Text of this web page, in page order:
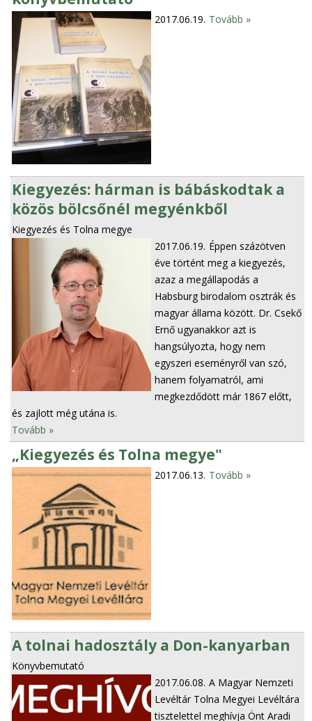
2017.06.19. Tovább »
Kiegyezés: hárman is bábáskodtak a
közös bölcsőnél megyénkből
Kiegyezés és Tolna megye
2017.06.19. Éppen százötven
éve történt meg a kiegyezés,
azaz a megállapodás a
Habsburg birodalom osztrák és
magyar állama között. Dr. Csekő
Ernő ugyanakkor azt is
hangsúlyozta, hogy nem
egyszeri eseményről van szó,
hanem folyamatról, ami
megkezdődött már 1867 előtt,
és zajlott még utána is.
Tovább »
„Kiegyezés és Tolna megye"
2017.06.13. Tovább »
A tolnai hadosztály a Don-kanyarban
Könyvbemutató
2017.06.08. A Magyar Nemzeti
Levéltár Tolna Megyei Levéltára
tisztelettel meghívja Önt Aradi